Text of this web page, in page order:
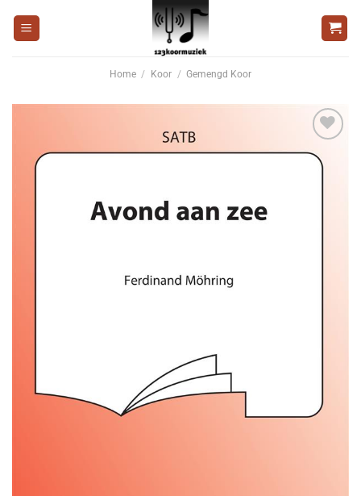
naar
Home / Koor / Gemengd Koor
Voeg
toe aan